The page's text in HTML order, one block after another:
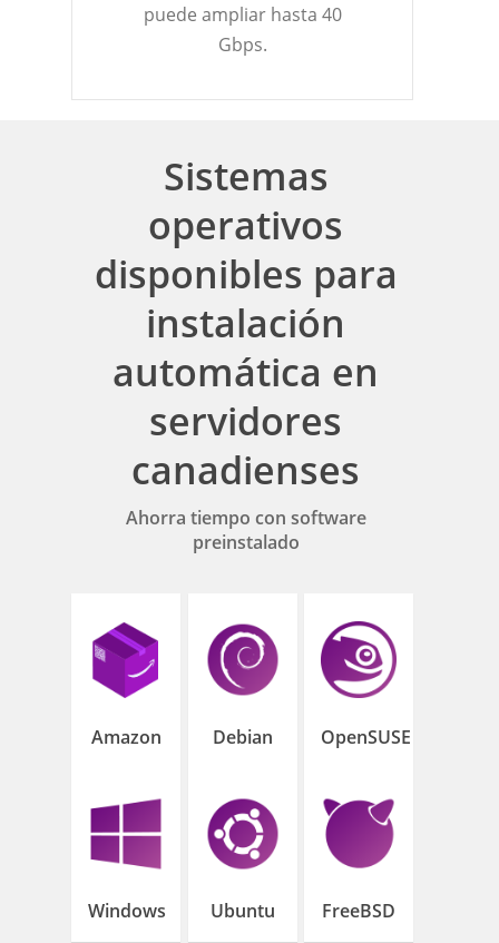
puede ampliar hasta 40
Gbps.
Sistemas
operativos
disponibles para
instalación
automática en
servidores
canadienses
Ahorra tiempo con software
preinstalado
Amazon Debian OpenSUSE
Windows Ubuntu FreeBSD